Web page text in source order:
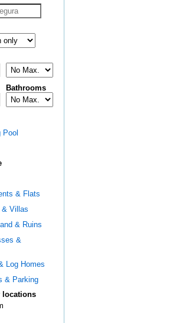
Bathrooms
& Flats
Villas
& Ruins
&
Log Homes
& Parking
locations